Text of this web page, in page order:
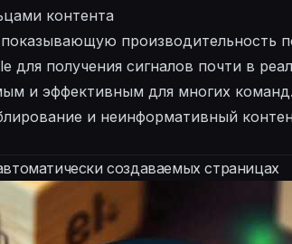
контента
производительность
для получения сигналов почти в
и эффективным для многих
и неинформативный
создаваемых страницах